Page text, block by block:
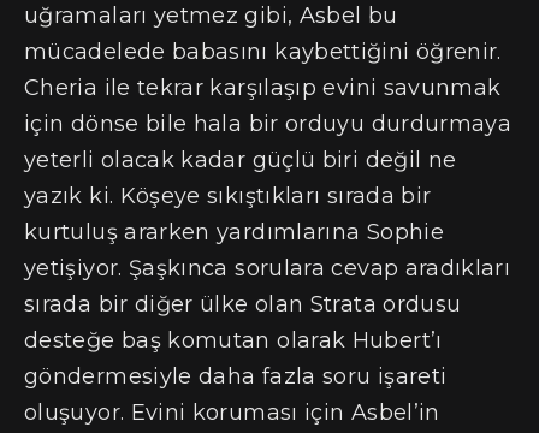
uğramaları yetmez gibi, Asbel bu
mücadelede babasını kaybettiğini öğrenir.
Cheria ile tekrar karşılaşıp evini savunmak
için dönse bile hala bir orduyu durdurmaya
yeterli olacak kadar güçlü biri değil ne
yazık ki. Köşeye sıkıştıkları sırada bir
kurtuluş ararken yardımlarına Sophie
yetişiyor. Şaşkınca sorulara cevap aradıkları
sırada bir diğer ülke olan Strata ordusu
desteğe baş komutan olarak Hubert’ı
göndermesiyle daha fazla soru işareti
oluşuyor. Evini koruması için Asbel’in